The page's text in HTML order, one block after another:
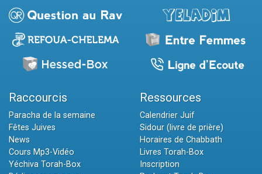
Raccourcis
Paracha de la semaine
Fêtes Juives
News
Cours Mp3-Vidéo
Yéchiva Torah-Box
Ressources
Calendrier Juif
Sidour (livre de prière)
Horaires de Chabbath
Livres Torah-Box
Inscription